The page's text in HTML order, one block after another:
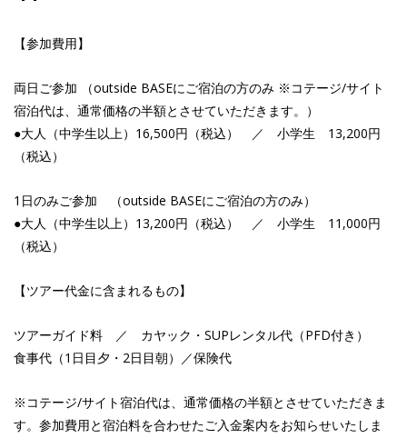
【参加費用】
両日ご参加 （outside BASEにご宿泊の方のみ ※コテージ/サイト
宿泊代は、通常価格の半額とさせていただきます。）
●大人（中学生以上）16,500円（税込） ／ 小学生 13,200円
（税込）
1日のみご参加 （outside BASEにご宿泊の方のみ）
●大人（中学生以上）13,200円（税込） ／ 小学生 11,000円
（税込）
【ツアー代金に含まれるもの】
ツアーガイド料 ／ カヤック・SUPレンタル代（PFD付き）
食事代（1日目夕・2日目朝）／保険代
※コテージ/サイト宿泊代は、通常価格の半額とさせていただきま
す。参加費用と宿泊料を合わせたご入金案内をお知らせいたしま